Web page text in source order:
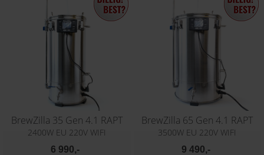
BrewZilla 35 Gen 4.1 RAPT
2400W EU 220V WIFI
6 990,-
BrewZilla 65 Gen 4.1 RAPT
3500W EU 220V WIFI
9 490,-